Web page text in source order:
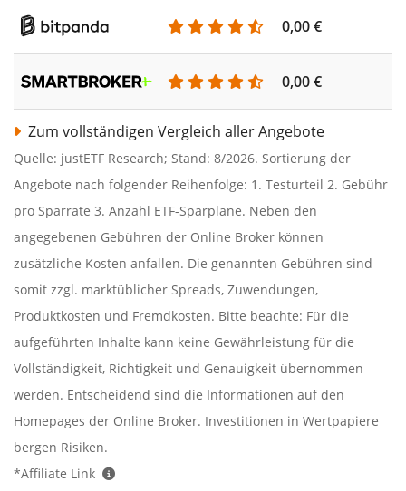
0,00 €
0,00 €
Zum vollständigen Vergleich aller Angebote
Quelle: justETF Research; Stand: 8/2026. Sortierung der
Angebote nach folgender Reihenfolge: 1. Testurteil 2. Gebühr
pro Sparrate 3. Anzahl ETF-Sparpläne. Neben den
angegebenen Gebühren der Online Broker können
zusätzliche Kosten anfallen. Die genannten Gebühren sind
somit zzgl. marktüblicher Spreads, Zuwendungen,
Produktkosten und Fremdkosten. Bitte beachte: Für die
aufgeführten Inhalte kann keine Gewährleistung für die
Vollständigkeit, Richtigkeit und Genauigkeit übernommen
werden. Entscheidend sind die Informationen auf den
Homepages der Online Broker. Investitionen in Wertpapiere
bergen Risiken.
*Affiliate Link